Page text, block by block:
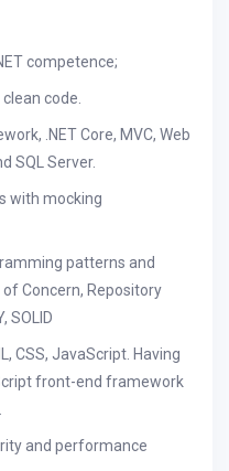
competence;
code.
.NET Core, MVC, Web
SQL Server.
with mocking
patterns and
Concern, Repository
SOLID
CSS, JavaScript. Having
front-end framework
and performance